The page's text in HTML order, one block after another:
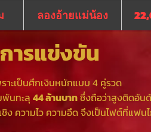
ลองอ้ายแม่น้อง
ารแข่งขัน
าะเป็นศึกเงินหนักแบบ 4 คู่รวด
พันทะลุ 44 ล้านบาทซึ่งถือว่าสูงติดอัน
ง ความไว ความอึด จึงเป็นไฟต์ที่แฟน